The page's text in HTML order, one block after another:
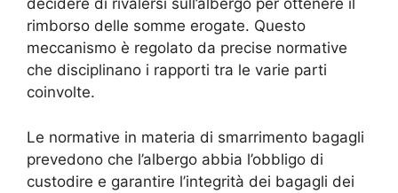
decidere di rivalersi sull’albergo per ottenere il
rimborso delle somme erogate. Questo
meccanismo è regolato da precise normative
che disciplinano i rapporti tra le varie parti
coinvolte.
Le normative in materia di smarrimento bagagli
prevedono che l’albergo abbia l’obbligo di
custodire e garantire l’integrità dei bagagli dei